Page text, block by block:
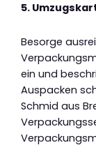
5.
Besorge
ein und
Auspacken
Schmid aus